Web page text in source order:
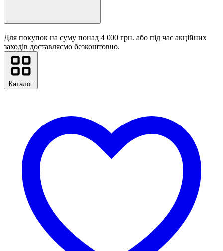
Для покупок на суму понад 4 000 грн. або під час акційних
заходів доставляємо безкоштовно.
Каталог